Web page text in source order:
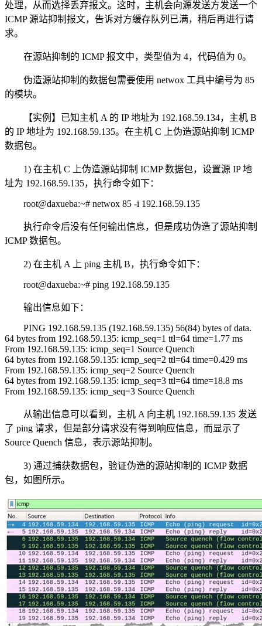
处理，从而选择丢弃报文。这时，主机会向源发送方发送一个
ICMP 源站抑制报文，告诉对方缓存队列已满，稍后再进行请
求。
在源站抑制的 ICMP 报文中，类型值为 4，代码值为 0。
伪造源站抑制的数据包需要使用 netwox 工具中编号为 85
的模块。
【实例】已知主机 A 的 IP 地址为 192.168.59.134，主机 B
的 IP 地址为 192.168.59.135。在主机 C 上伪造源站抑制 ICMP
数据包。
1) 在主机 C 上伪造源站抑制 ICMP 数据包，设置源 IP 地
址为 192.168.59.135，执行命令如下：
root@daxueba:~# netwox 85 -i 192.168.59.135
执行命令后没有任何输出信息，但是成功伪造了源站抑制
ICMP 数据包。
2) 在主机 A 上 ping 主机 B，执行命令如下：
root@daxueba:~# ping 192.168.59.135
输出信息如下：
PING 192.168.59.135 (192.168.59.135) 56(84) bytes of data.
64 bytes from 192.168.59.135: icmp_seq=1 ttl=64 time=1.77 ms
From 192.168.59.135: icmp_seq=1 Source Quench
64 bytes from 192.168.59.135: icmp_seq=2 ttl=64 time=0.429 ms
From 192.168.59.135: icmp_seq=2 Source Quench
64 bytes from 192.168.59.135: icmp_seq=3 ttl=64 time=18.8 ms
From 192.168.59.135: icmp_seq=3 Source Quench
从输出信息可以看到，主机 A 向主机 192.168.59.135 发送
了 ping 请求，但是部分请求没有得到响应信息，而显示了
Source Quench 信息，表示源站抑制。
3) 通过捕获数据包，验证伪造的源站抑制的 ICMP 数据
包，如图所示。